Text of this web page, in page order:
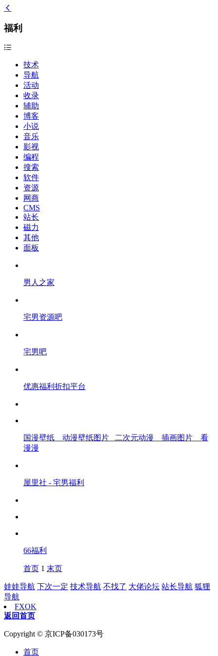
福利
技术
导航
活动
收录
辅助
博客
小说
音乐
影视
编程
搜索
软件
资源
网商
CMS
站长
磁力
其他
面板
男人之家
宅男资源吧
宅男吧
优惠福利折扣平台
国漫壁纸 _ 动漫壁纸图片_ 二次元动漫 _ 插画图片 _ 看
漫漫
屋里社 - 宅男福利
66福利
首页 1 末页
娃娃导航 下次一定 技术导航 不找了 大佬论坛 站长导航 狐狸
导航
FXOK
返回首页
Copyright © 京ICP备030173号
首页